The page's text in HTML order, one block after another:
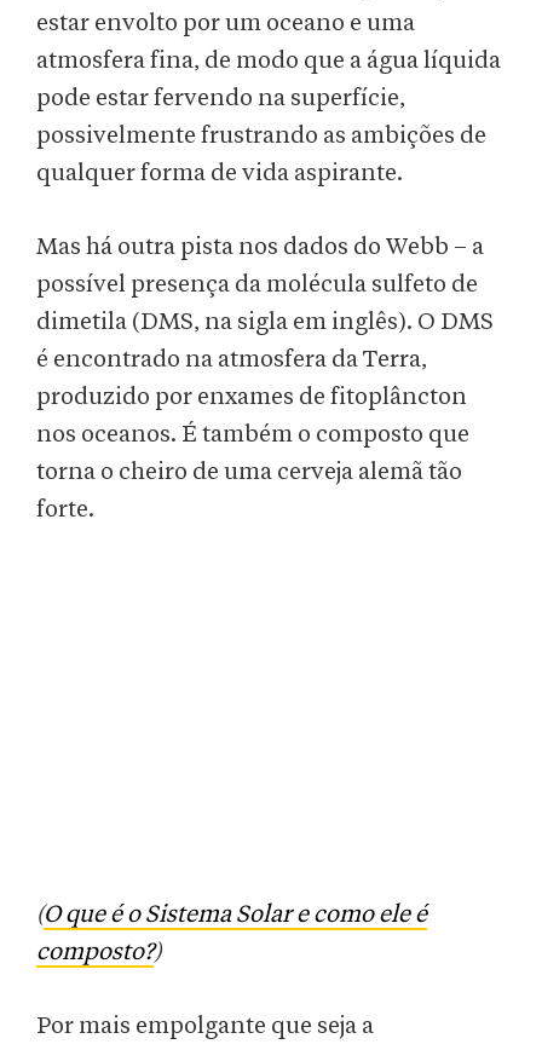
estar envolto por um oceano e uma
atmosfera fina, de modo que a água líquida
pode estar fervendo na superfície,
possivelmente frustrando as ambições de
qualquer forma de vida aspirante.
Mas há outra pista nos dados do Webb – a
possível presença da molécula sulfeto de
dimetila (DMS, na sigla em inglês). O DMS
é encontrado na atmosfera da Terra,
produzido por enxames de fitoplâncton
nos oceanos. É também o composto que
torna o cheiro de uma cerveja alemã tão
forte.
(O que é o Sistema Solar e como ele é
composto?)
Por mais empolgante que seja a